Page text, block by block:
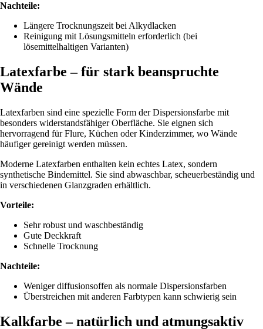
Nachteile:
Längere Trocknungszeit bei Alkydlacken
Reinigung mit Lösungsmitteln erforderlich (bei
lösemittelhaltigen Varianten)
Latexfarbe – für stark beanspruchte
Wände
Latexfarben sind eine spezielle Form der Dispersionsfarbe mit
besonders widerstandsfähiger Oberfläche. Sie eignen sich
hervorragend für Flure, Küchen oder Kinderzimmer, wo Wände
häufiger gereinigt werden müssen.
Moderne Latexfarben enthalten kein echtes Latex, sondern
synthetische Bindemittel. Sie sind abwaschbar, scheuerbeständig und
in verschiedenen Glanzgraden erhältlich.
Vorteile:
Sehr robust und waschbeständig
Gute Deckkraft
Schnelle Trocknung
Nachteile:
Weniger diffusionsoffen als normale Dispersionsfarben
Überstreichen mit anderen Farbtypen kann schwierig sein
Kalkfarbe – natürlich und atmungsaktiv